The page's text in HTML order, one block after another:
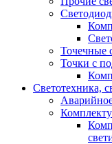
Точечные
Точки с
Светотехника,